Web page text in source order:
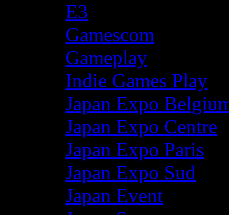
E3
Gamescom
Gameplay
Indie Games Play
Japan Expo
Japan Expo Centre
Japan Expo Paris
Japan Expo Sud
Japan Event